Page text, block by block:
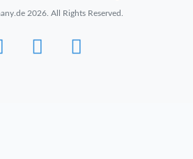
2026. All Rights Reserved.